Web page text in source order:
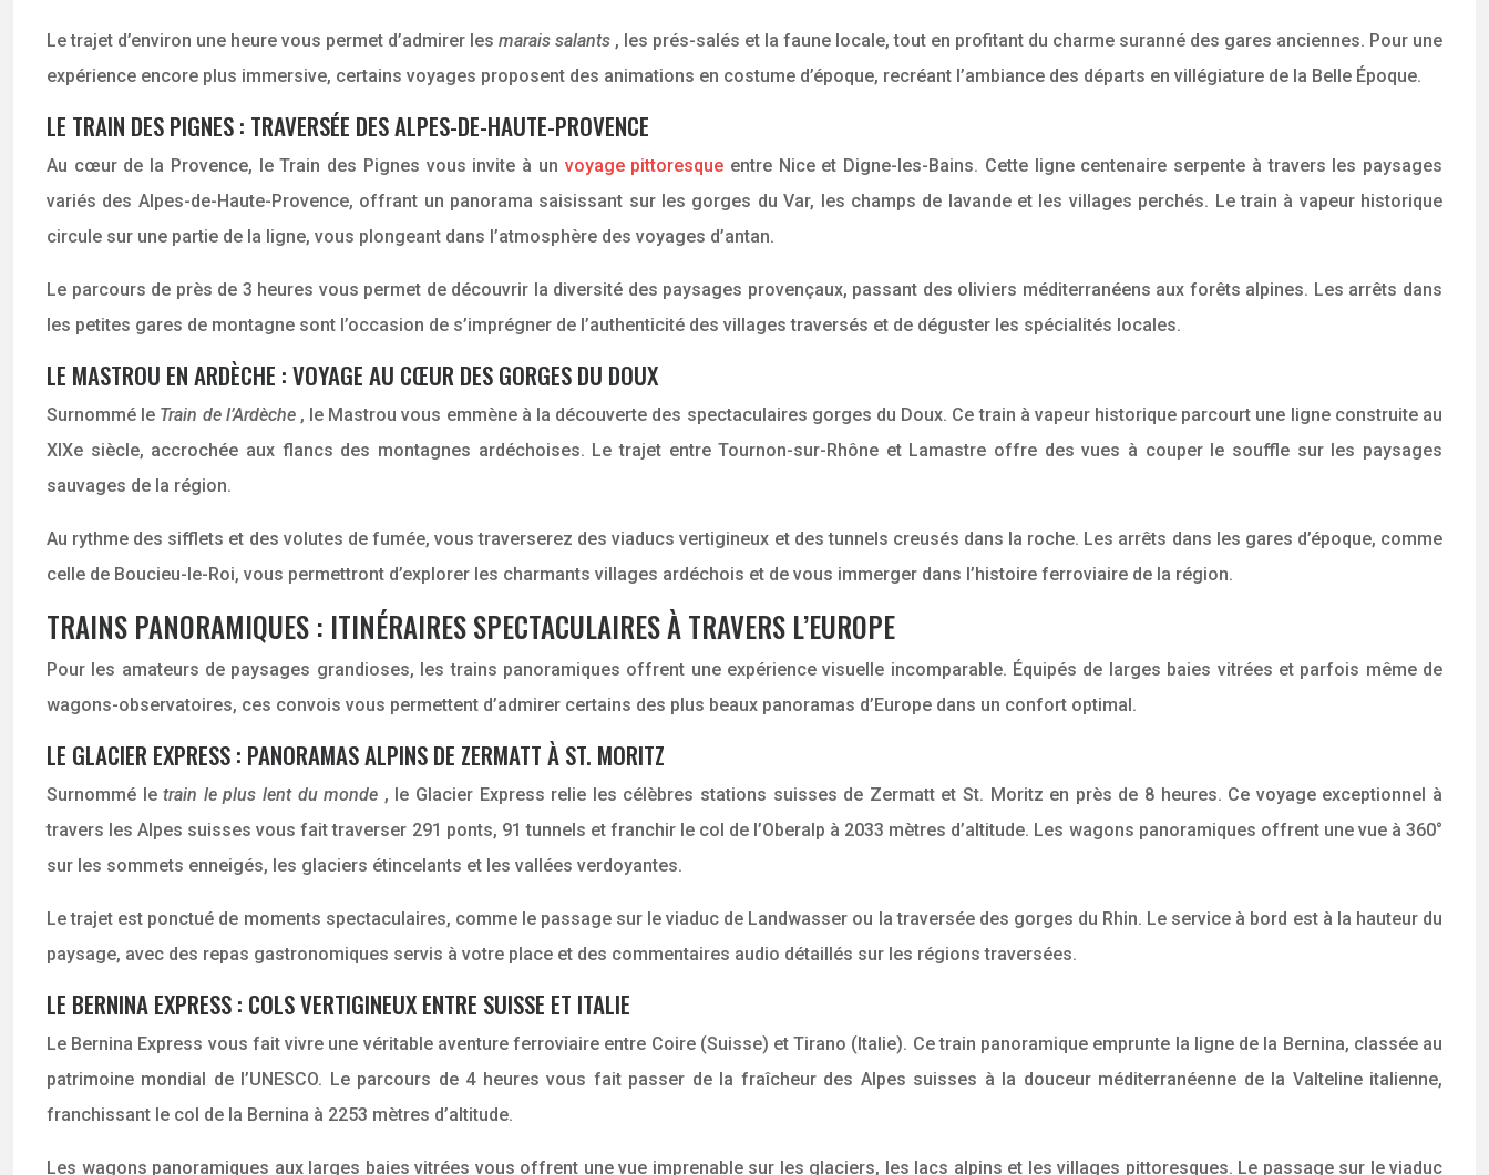
Le trajet d’environ une heure vous permet d’admirer les marais salants , les prés-salés et la faune locale, tout en profitant du charme suranné des gares anciennes. Pour une
expérience encore plus immersive, certains voyages proposent des animations en costume d’époque, recréant l’ambiance des départs en villégiature de la Belle Époque.
LE TRAIN DES PIGNES : TRAVERSÉE DES ALPES-DE-HAUTE-PROVENCE
Au cœur de la Provence, le Train des Pignes vous invite à un voyage pittoresque entre Nice et Digne-les-Bains. Cette ligne centenaire serpente à travers les paysages
variés des Alpes-de-Haute-Provence, offrant un panorama saisissant sur les gorges du Var, les champs de lavande et les villages perchés. Le train à vapeur historique
circule sur une partie de la ligne, vous plongeant dans l’atmosphère des voyages d’antan.
Le parcours de près de 3 heures vous permet de découvrir la diversité des paysages provençaux, passant des oliviers méditerranéens aux forêts alpines. Les arrêts dans
les petites gares de montagne sont l’occasion de s’imprégner de l’authenticité des villages traversés et de déguster les spécialités locales.
LE MASTROU EN ARDÈCHE : VOYAGE AU CŒUR DES GORGES DU DOUX
Surnommé le Train de l’Ardèche , le Mastrou vous emmène à la découverte des spectaculaires gorges du Doux. Ce train à vapeur historique parcourt une ligne construite au
XIXe siècle, accrochée aux flancs des montagnes ardéchoises. Le trajet entre Tournon-sur-Rhône et Lamastre offre des vues à couper le souffle sur les paysages
sauvages de la région.
Au rythme des sifflets et des volutes de fumée, vous traverserez des viaducs vertigineux et des tunnels creusés dans la roche. Les arrêts dans les gares d’époque, comme
celle de Boucieu-le-Roi, vous permettront d’explorer les charmants villages ardéchois et de vous immerger dans l’histoire ferroviaire de la région.
TRAINS PANORAMIQUES : ITINÉRAIRES SPECTACULAIRES À TRAVERS L’EUROPE
Pour les amateurs de paysages grandioses, les trains panoramiques offrent une expérience visuelle incomparable. Équipés de larges baies vitrées et parfois même de
wagons-observatoires, ces convois vous permettent d’admirer certains des plus beaux panoramas d’Europe dans un confort optimal.
LE GLACIER EXPRESS : PANORAMAS ALPINS DE ZERMATT À ST. MORITZ
Surnommé letrain le plus lent du monde , le Glacier Express relie les célèbres stations suisses de Zermatt et St. Moritz en près de 8 heures. Ce voyage exceptionnel à
travers les Alpes suisses vous fait traverser 291 ponts, 91 tunnels et franchir le col de l’Oberalp à 2033 mètres d’altitude. Les wagons panoramiques offrent une vue à 360°
sur les sommets enneigés, les glaciers étincelants et les vallées verdoyantes.
Le trajet est ponctué de moments spectaculaires, comme le passage sur le viaduc de Landwasser ou la traversée des gorges du Rhin. Le service à bord est à la hauteur du
paysage, avec des repas gastronomiques servis à votre place et des commentaires audio détaillés sur les régions traversées.
LE BERNINA EXPRESS : COLS VERTIGINEUX ENTRE SUISSE ET ITALIE
Le Bernina Express vous fait vivre une véritable aventure ferroviaire entre Coire (Suisse) et Tirano (Italie). Ce train panoramique emprunte la ligne de la Bernina, classée au
patrimoine mondial de l’UNESCO. Le parcours de 4 heures vous fait passer de la fraîcheur des Alpes suisses à la douceur méditerranéenne de la Valteline italienne,
franchissant le col de la Bernina à 2253 mètres d’altitude.
Les wagons panoramiques aux larges baies vitrées vous offrent une vue imprenable sur les glaciers, les lacs alpins et les villages pittoresques. Le passage sur le viaduc